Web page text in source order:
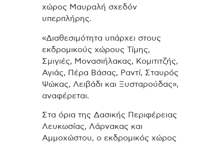
χώρος Μαυραλή σχεδόν
υπερπλήρης.
«Διαθεσιμότητα υπάρχει στους
εκδρομικούς χώρους Τίμης,
Σμιγιές, Μονασιήλακας, Κομιτιτζής,
Αγιάς, Πέρα Βάσας, Ραντί, Σταυρός
Ψώκας, Λειβάδι και Ξυσταρούδας»,
αναφέρεται.
Στα όρια της Δασικής Περιφέρειας
Λευκωσίας, Λάρνακας και
Αμμοχώστου, ο εκδρομικός χώρος